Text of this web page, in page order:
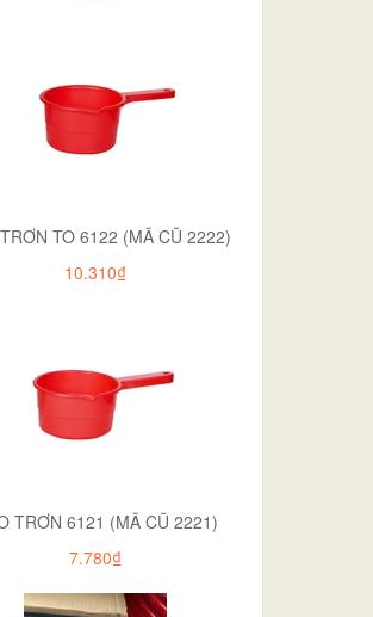
TO 6122 (MÃ CŨ 2222)
10.310₫
TRƠN 6121 (MÃ CŨ 2221)
7.780₫